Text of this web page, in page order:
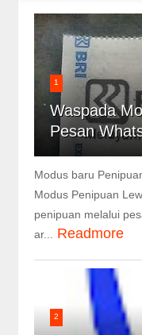
1
Waspada
Pesan
Modus baru
Modus Penipuan
penipuan melalui
ar... Readmore
2